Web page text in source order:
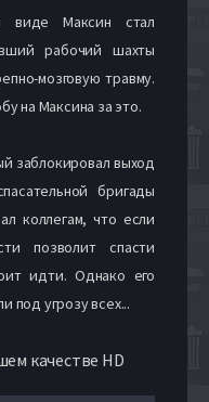
виде Максин стал
рабочий шахты
мозговую травму.
на Максина за это.
заблокировал выход
бригады
коллегам, что если
позволит спасти
идти. Однако его
под угрозу всех...
качестве HD